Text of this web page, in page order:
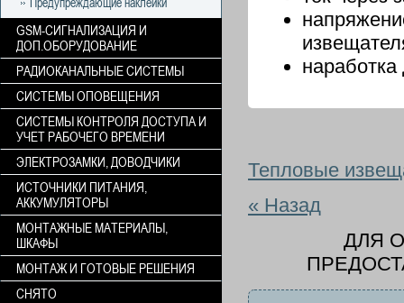
Тепловые
« Назад
ДЛЯ
GSM-СИГНАЛИЗАЦИЯ И
ДОП.ОБОРУДОВАНИЕ
РАДИОКАНАЛЬНЫЕ СИСТЕМЫ
СИСТЕМЫ ОПОВЕЩЕНИЯ
СИСТЕМЫ КОНТРОЛЯ ДОСТУПА И
УЧЕТ РАБОЧЕГО ВРЕМЕНИ
ЭЛЕКТРОЗАМКИ, ДОВОДЧИКИ
ИСТОЧНИКИ ПИТАНИЯ,
АККУМУЛЯТОРЫ
МОНТАЖНЫЕ МАТЕРИАЛЫ,
ШКАФЫ
МОНТАЖ И ГОТОВЫЕ РЕШЕНИЯ
СНЯТО